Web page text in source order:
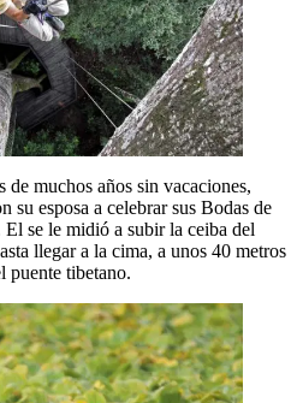
de muchos años sin vacaciones,
su esposa a celebrar sus Bodas de
El se le midió a subir la ceiba del
llegar a la cima, a unos 40 metros
puente tibetano.